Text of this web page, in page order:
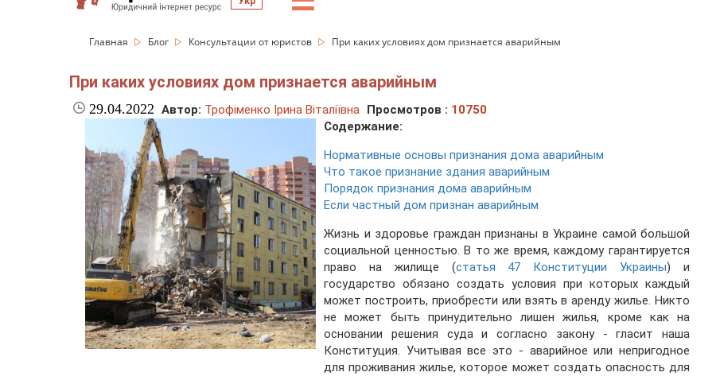
Главная Блог Консультации от юристов При каких условиях дом признается аварийным
При каких условиях дом признается аварийным
29.04.2022 Автор: Трофіменко Ірина Віталіївна Просмотров : 10750
Содержание:
Нормативные основы признания дома аварийным
Что такое признание здания аварийным
Порядок признания дома аварийным
Если частный дом признан аварийным
Жизнь и здоровье граждан признаны в Украине самой большой
социальной ценностью. В то же время, каждому гарантируется
право на жилище (статья 47 Конституции Украины) и
государство обязано создать условия при которых каждый
может построить, приобрести или взять в аренду жилье. Никто
не может быть принудительно лишен жилья, кроме как на
основании решения суда и согласно закону - гласит наша
Конституция. Учитывая все это - аварийное или непригодное
для проживания жилье, которое может создать опасность для